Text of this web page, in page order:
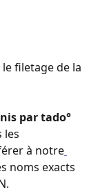
filetage de la
par tado°
les
à notre
noms exacts